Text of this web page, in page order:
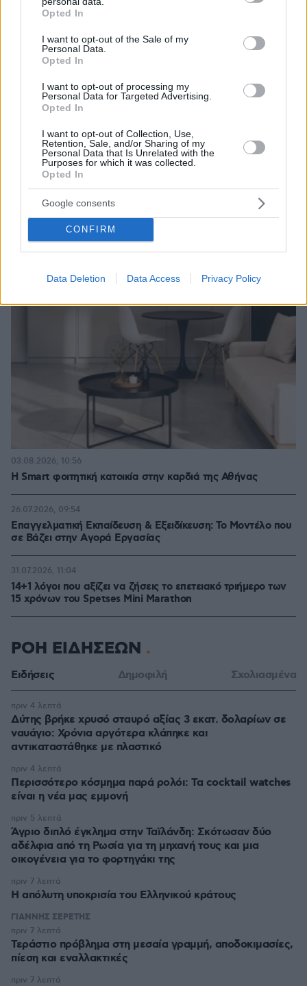
grant or deny consent to Google and its third-party tags to
use your data for below specified purposes in below Google
consent section.
Opted In
I want to opt-out of the Sale of my
Personal Data.
Opted In
I want to opt-out of processing my
Personal Data for Targeted Advertising.
Opted In
I want to opt-out of Collection, Use,
Retention, Sale, and/or Sharing of my
Personal Data that Is Unrelated with the
Purposes for which it was collected.
Opted In
Google consents
CONFIRM
Data Deletion Data Access Privacy Policy
Γιώργος Αγγελόπουλος για Αγίους Ισιδώρους: Πνευματικός
μου πατέρας ο πάτερ Δημήτριος - Δεν είναι αστείο που οι
άνθρωποι έρχονται εδώ
24.06.2022, 16:01
Thema Insights
Η Smart φοιτητική κατοικία στην καρδιά της Αθήνας
03.08.2026, 10:56
Επαγγελματική Εκπαίδευση & Εξειδίκευση: Το Mοντέλο που
σε Bάζει στην Aγορά Eργασίας
26.07.2026, 09:54
14+1 λόγοι που αξίζει να ζήσεις το επετειακό τριήμερο των
15 χρόνων του Spetses Mini Marathon
31.07.2026, 11:04
ΡΟΗ ΕΙΔΗΣΕΩΝ
Ειδήσεις Δημοφιλή Σχολιασμένα
Δύτης βρήκε χρυσό σταυρό αξίας 3 εκατ. δολαρίων σε
ναυάγιο: Χρόνια αργότερα κλάπηκε και
αντικαταστάθηκε με πλαστικό
πριν 4 λεπτά
Περισσότερο κόσμημα παρά ρολόι: Τα cocktail watches
είναι η νέα μας εμμονή
πριν 4 λεπτά
Άγριο διπλό έγκλημα στην Ταϊλάνδη: Σκότωσαν δύο
αδέλφια από τη Ρωσία για τη μηχανή τους και μια
οικογένεια για το φορτηγάκι της
πριν 5 λεπτά
Η απόλυτη υποκρισία του Ελληνικού κράτους
πριν 7 λεπτά
ΓΙΑΝΝΗΣ ΣΕΡΕΤΗΣ
Τεράστιο πρόβλημα στη μεσαία γραμμή, αποδοκιμασίες,
πίεση και εναλλακτικές
πριν 7 λεπτά
πριν 7 λεπτά